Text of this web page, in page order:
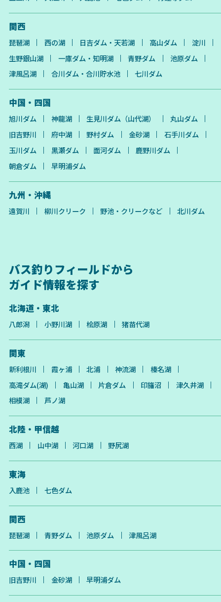
関西
琵琶湖 西の湖 日吉ダム・天若湖 高山ダム
淀川
生野銀山湖
一庫ダム・知明湖 青野ダム
池原ダム
津風呂湖
合川ダム・合川貯水池 七川ダム
中国・四国
旭川ダム 神龍湖 生見川ダム（山代湖）
丸山ダム
旧吉野川
府中湖 野村ダム 金砂湖
石手川ダム
玉川ダム
黒瀬ダム 面河ダム
鹿野川ダム
朝倉ダム
早明浦ダム
九州・沖縄
遠賀川 柳川クリーク 野池・クリークなど 北川ダム
バス釣りフィールドから
ガイド情報を探す
北海道・東北
八郎潟 小野川湖 桧原湖 猪苗代湖
関東
新利根川 霞ヶ浦 北浦 神流湖
榛名湖
高滝ダム(湖)
亀山湖 片倉ダム 印旛沼
津久井湖
相模湖
芦ノ湖
北陸・甲信越
西湖 山中湖 河口湖 野尻湖
東海
入鹿池 七色ダム
関西
琵琶湖 青野ダム 池原ダム 津風呂湖
中国・四国
旧吉野川 金砂湖 早明浦ダム